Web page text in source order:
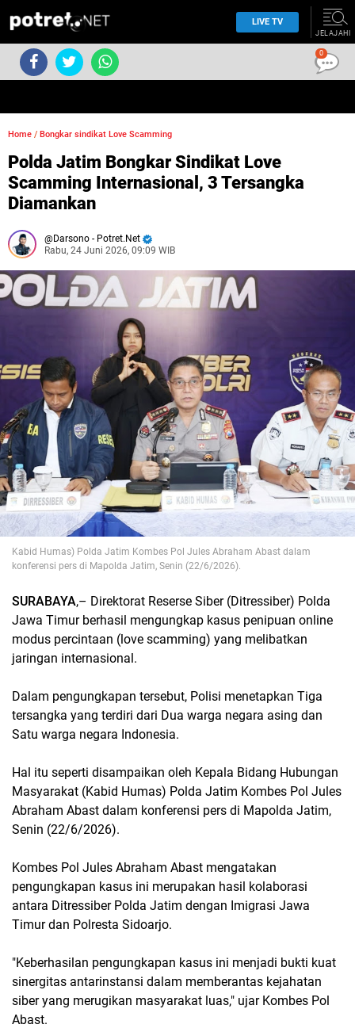
LIVE TV
JELAJAHI
Home / Bongkar sindikat Love Scamming
Polda Jatim Bongkar Sindikat Love
Scamming Internasional, 3 Tersangka
Diamankan
Darsono - Potret.Net
Rabu, 24 Juni 2026, 09:09 WIB
Kabid Humas) Polda Jatim Kombes Pol Jules Abraham Abast dalam
konferensi pers di Mapolda Jatim, Senin (22/6/2026).
SURABAYA,– Direktorat Reserse Siber (Ditressiber) Polda
Jawa Timur berhasil mengungkap kasus penipuan online
modus percintaan (love scamming) yang melibatkan
jaringan internasional.
Dalam pengungkapan tersebut, Polisi menetapkan Tiga
tersangka yang terdiri dari Dua warga negara asing dan
Satu warga negara Indonesia.
Hal itu seperti disampaikan oleh Kepala Bidang Hubungan
Masyarakat (Kabid Humas) Polda Jatim Kombes Pol Jules
Abraham Abast dalam konferensi pers di Mapolda Jatim,
Senin (22/6/2026).
Kombes Pol Jules Abraham Abast mengatakan
pengungkapan kasus ini merupakan hasil kolaborasi
antara Ditressiber Polda Jatim dengan Imigrasi Jawa
Timur dan Polresta Sidoarjo.
"Keberhasilan pengungkapan kasus ini menjadi bukti kuat
sinergitas antarinstansi dalam memberantas kejahatan
siber yang merugikan masyarakat luas," ujar Kombes Pol
Abast.
0